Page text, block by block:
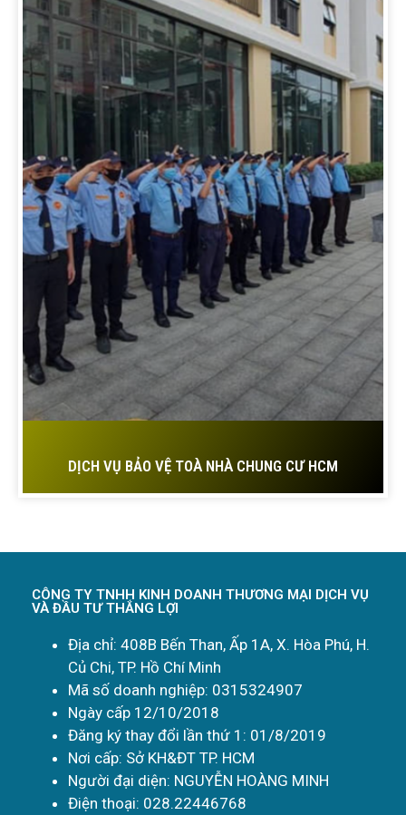
DỊCH VỤ BẢO VỆ TOÀ NHÀ CHUNG CƯ HCM
CÔNG TY TNHH KINH DOANH THƯƠNG MẠI DỊCH VỤ
VÀ ĐẦU TƯ THẮNG LỢI
Địa chỉ: 408B Bến Than, Ấp 1A, X. Hòa Phú, H.
Củ Chi, TP. Hồ Chí Minh
Mã số doanh nghiệp: 0315324907
Ngày cấp 12/10/2018
Đăng ký thay đổi lần thứ 1: 01/8/2019
Nơi cấp: Sở KH&ĐT TP. HCM
Người đại diện: NGUYỄN HOÀNG MINH
Điện thoại: 028.22446768